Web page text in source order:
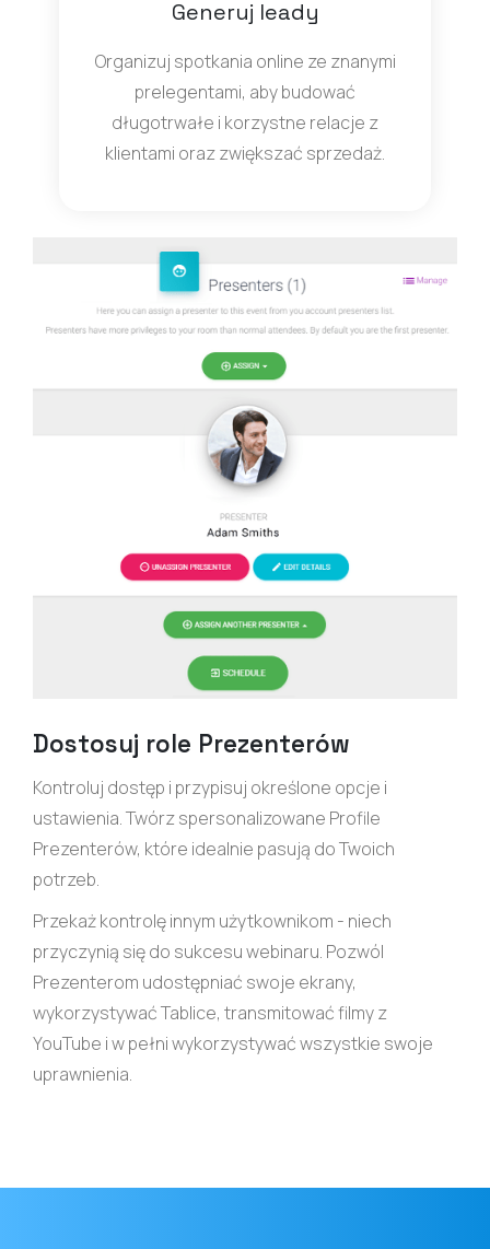
Generuj leady
Organizuj spotkania online ze znanymi
prelegentami, aby budować
długotrwałe i korzystne relacje z
klientami oraz zwiększać sprzedaż.
Dostosuj role Prezenterów
Kontroluj dostęp i przypisuj określone opcje i
ustawienia. Twórz spersonalizowane Profile
Prezenterów, które idealnie pasują do Twoich
potrzeb.
Przekaż kontrolę innym użytkownikom - niech
przyczynią się do sukcesu webinaru. Pozwól
Prezenterom udostępniać swoje ekrany,
wykorzystywać Tablice, transmitować filmy z
YouTube i w pełni wykorzystywać wszystkie swoje
uprawnienia.